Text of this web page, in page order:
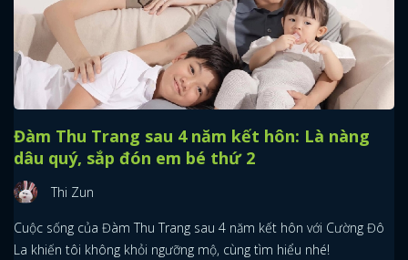
Đàm Thu Trang sau 4 năm kết hôn: Là nàng
dâu quý, sắp đón em bé thứ 2
Thi Zun
Cuộc sống của Đàm Thu Trang sau 4 năm kết hôn với Cường Đô
La khiến tôi không khỏi ngưỡng mộ, cùng tìm hiểu nhé!